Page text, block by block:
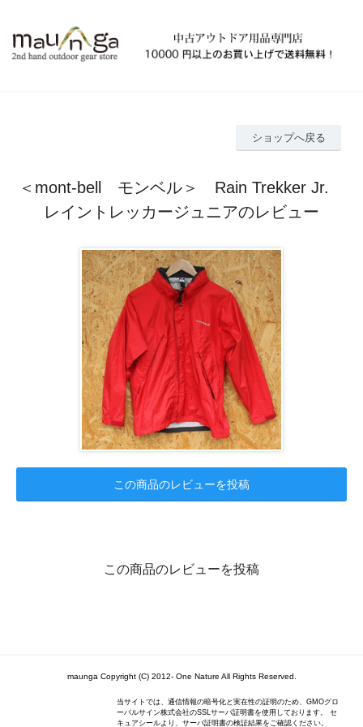
ショップへ戻る
＜mont-bell モンベル＞ Rain Trekker Jr.
レイントレッカージュニアのレビュー
この商品のレビューを投稿
この商品のレビューを投稿
maunga Copyright (C) 2012- One Nature All Rights Reserved.
当サイトでは、通信情報の暗号化と実在性の証明のため、GMOグロ
ーバルサイン株式会社のSSLサーバ証明書を使用しております。 セ
キュアシールより、サーバ証明書の検証結果をご確認ください。